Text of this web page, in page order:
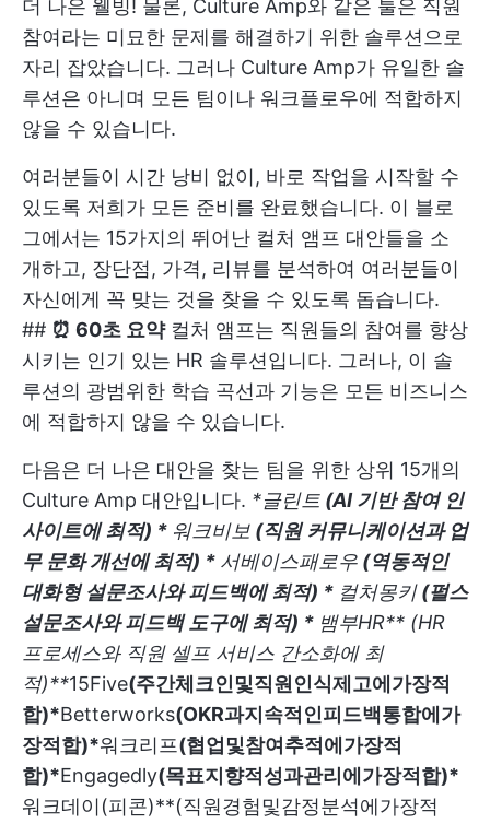
더 나은 웰빙! 물론, Culture Amp와 같은 툴은 직원
참여라는 미묘한 문제를 해결하기 위한 솔루션으로
자리 잡았습니다. 그러나 Culture Amp가 유일한 솔
루션은 아니며 모든 팀이나 워크플로우에 적합하지
않을 수 있습니다.
여러분들이 시간 낭비 없이, 바로 작업을 시작할 수
있도록 저희가 모든 준비를 완료했습니다. 이 블로
그에서는 15가지의 뛰어난 컬처 앰프 대안들을 소
개하고, 장단점, 가격, 리뷰를 분석하여 여러분들이
자신에게 꼭 맞는 것을 찾을 수 있도록 돕습니다.
## ⏰ 60초 요약컬처 앰프는 직원들의 참여를 향상
시키는 인기 있는 HR 솔루션입니다. 그러나, 이 솔
루션의 광범위한 학습 곡선과 기능은 모든 비즈니스
에 적합하지 않을 수 있습니다.
다음은 더 나은 대안을 찾는 팀을 위한 상위 15개의
Culture Amp 대안입니다. *글린트 (AI 기반 참여 인
사이트에 최적) * 워크비보 (직원 커뮤니케이션과 업
무 문화 개선에 최적) * 서베이스패로우 (역동적인
대화형 설문조사와 피드백에 최적) * 컬처몽키(펄스
설문조사와 피드백 도구에 최적) * 뱀부HR** (HR
프로세스와 직원 셀프 서비스 간소화에 최
적)**15Five(주간체크인및직원인식제고에가장적
합)*Betterworks(OKR과지속적인피드백통합에가
장적합)*워크리프(협업및참여추적에가장적
합)*Engagedly(목표지향적성과관리에가장적합)*
워크데이(피콘)**(직원경험및감정분석에가장적